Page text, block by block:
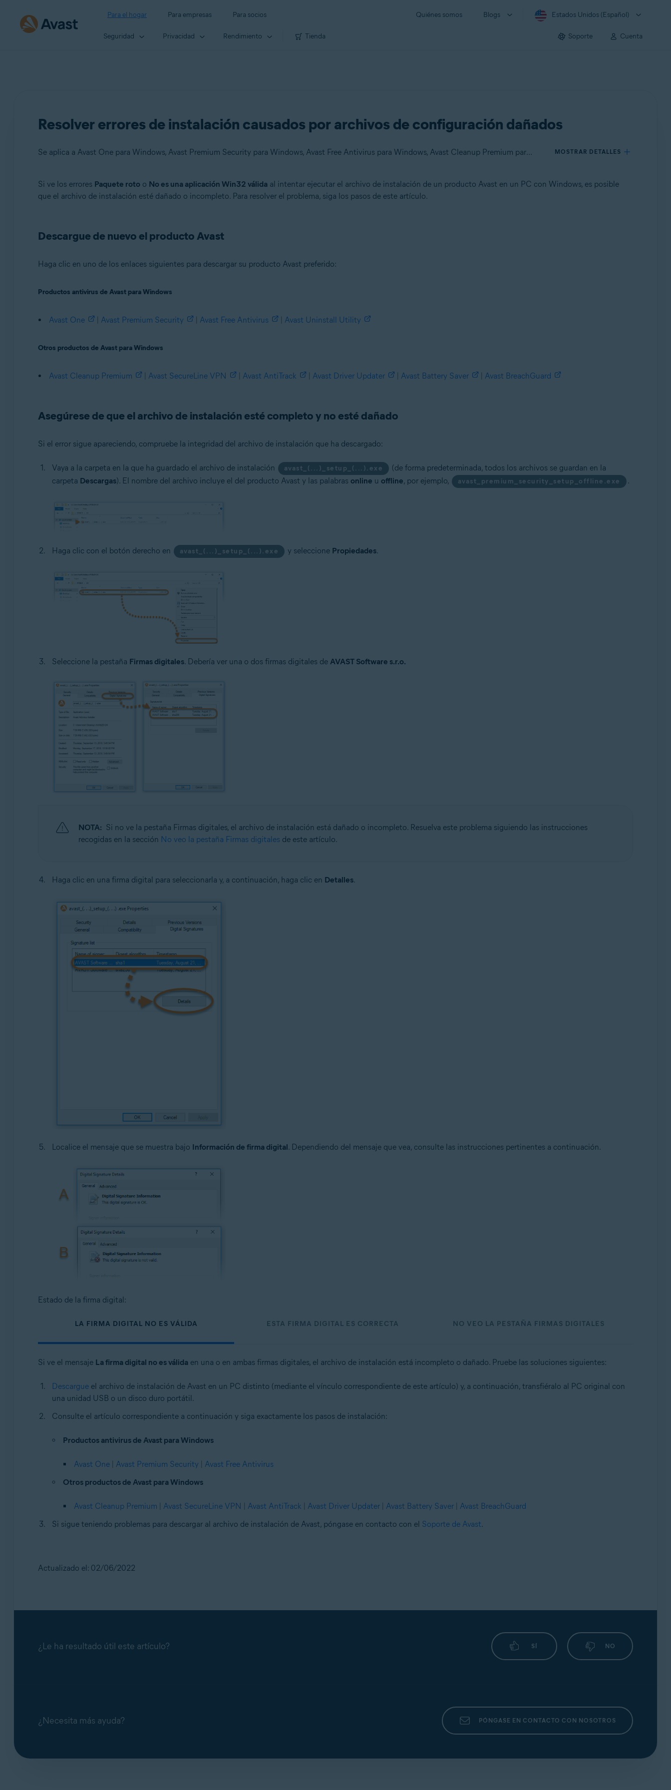
Para el hogar Para empresas Para socios Quiénes somos Blogs Estados Unidos (Español)
Seguridad Privacidad Rendimiento Tienda Soporte Cuenta
Resolver errores de instalación causados por archivos de configuración dañados
Se aplica a Avast One para Windows, Avast Premium Security para Windows, Avast Free Antivirus para Windows, Avast Cleanup Premium para Windows, Avast SecureLine VPN para Windows, Avast AntiTrack Premium para Windows, Avast Driver Updater para Windows, Avast Battery Saver para Windows, Avast BreachGuard para Windows MOSTRAR DETALLES
Productos:
Avast Free Antivirus 21.x para Windows
Avast Cleanup Premium 21.x para Windows
Avast AntiTrack Premium 2.x para Windows
Avast Battery Saver 19.x para Windows
Sistemas operativos:
Microsoft Windows 10 Home/Pro/Enterprise/Education - 32 o 64 bits
Microsoft Windows 8/Pro/Enterprise - 32 o 64 bits
Si ve los errores Paquete roto o No es una aplicación Win32 válidaal intentar ejecutar el archivo de instalación de un producto Avast en un PC con Windows, es posible
que el archivo de instalación esté dañado o incompleto. Para resolver el problema, siga los pasos de este artículo.
Descargue de nuevo el producto Avast
Haga clic en uno de los enlaces siguientes para descargar su producto Avast preferido:
Productos antivirus de Avast para Windows
Avast One Avast Premium Security Avast Free Antivirus Avast Uninstall Utility
Otros productos de Avast para Windows
Avast Cleanup Premium Avast SecureLine VPN Avast AntiTrack Avast Driver Updater Avast Battery Saver Avast BreachGuard
Asegúrese de que el archivo de instalación esté completo y no esté dañado
Si el error sigue apareciendo, compruebe la integridad del archivo de instalación que ha descargado:
Vaya a la carpeta en la que ha guardado el archivo de instalación avast_(...)_setup_(...).exe
(de forma predeterminada, todos los archivos se guardan en la
carpeta Descargas). El nombre del archivo incluye el del producto Avast y las palabras online u offline, por ejemplo, avast_premium_security_setup_offline.exe .
Haga clic con el botón derecho en avast_(...)_setup_(...).exe y seleccione Propiedades.
Seleccione la pestaña Firmas digitales. Debería ver una o dos firmas digitales de AVAST Software s.r.o.
NOTA: Si no ve la pestaña Firmas digitales, el archivo de instalación está dañado o incompleto. Resuelva este problema siguiendo las instrucciones
recogidas en la sección No veo la pestaña Firmas digitales de este artículo.
Haga clic en una firma digital para seleccionarla y, a continuación, haga clic en Detalles.
Localice el mensaje que se muestra bajo Información de firma digital. Dependiendo del mensaje que vea, consulte las instrucciones pertinentes a continuación.
Estado de la firma digital:
LA FIRMA DIGITAL NO ES VÁLIDA ESTA FIRMA DIGITAL ES CORRECTA NO VEO LA PESTAÑA FIRMAS DIGITALES
Si ve el mensaje La firma digital no es válidaen una o en ambas firmas digitales, el archivo de instalación está incompleto o dañado. Pruebe las soluciones siguientes:
Descargueel archivo de instalación de Avast en un PC distinto (mediante el vínculo correspondiente de este artículo) y, a continuación, transfiéralo al PC original con
una unidad USB o un disco duro portátil.
Consulte el artículo correspondiente a continuación y siga exactamente los pasos de instalación:
Productos antivirus de Avast para Windows
Avast One| Avast Premium Security
Avast Free Antivirus
Otros productos de Avast para Windows
Avast Cleanup Premium Avast SecureLine VPN Avast AntiTrack Avast Driver Updater| Avast Battery Saver| Avast BreachGuard
Si sigue teniendo problemas para descargar al archivo de instalación de Avast, póngase en contacto con el Soporte de Avast.
Actualizado el: 02/06/2022
¿Le ha resultado útil este artículo? SÍ NO
¿Necesita más ayuda? PÓNGASE EN CONTACTO CON NOSOTROS